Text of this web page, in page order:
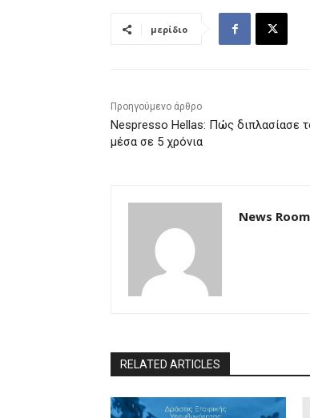
μερίδιο
Προηγούμενο άρθρο
Nespresso Hellas: Πώς διπλασίασε
μέσα σε 5 χρόνια
News Room
RELATED ARTICLES